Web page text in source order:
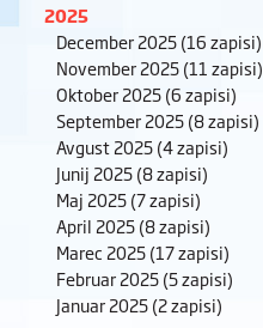
2025
December 2025(16 zapisi)
November 2025(11 zapisi)
Oktober 2025(6 zapisi)
September 2025(8 zapisi)
Avgust 2025(4 zapisi)
Junij 2025(8 zapisi)
Maj 2025(7 zapisi)
April 2025(8 zapisi)
Marec 2025(17 zapisi)
Februar 2025(5 zapisi)
Januar 2025(2 zapisi)